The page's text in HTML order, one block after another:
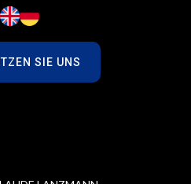
SIE UNS